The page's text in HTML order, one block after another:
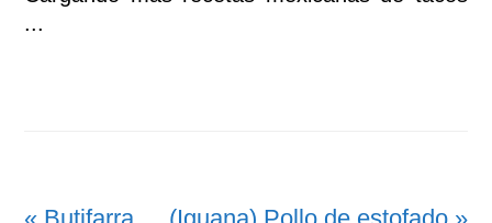
...
Entrada Siguiente